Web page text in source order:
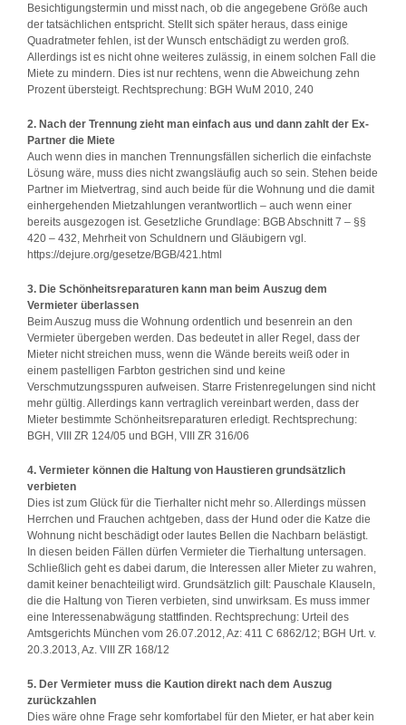
Besichtigungstermin und misst nach, ob die angegebene Größe auch
der tatsächlichen entspricht. Stellt sich später heraus, dass einige
Quadratmeter fehlen, ist der Wunsch entschädigt zu werden groß.
Allerdings ist es nicht ohne weiteres zulässig, in einem solchen Fall die
Miete zu mindern. Dies ist nur rechtens, wenn die Abweichung zehn
Prozent übersteigt. Rechtsprechung: BGH WuM 2010, 240
2. Nach der Trennung zieht man einfach aus und dann zahlt der Ex-
Partner die Miete
Auch wenn dies in manchen Trennungsfällen sicherlich die einfachste
Lösung wäre, muss dies nicht zwangsläufig auch so sein. Stehen beide
Partner im Mietvertrag, sind auch beide für die Wohnung und die damit
einhergehenden Mietzahlungen verantwortlich – auch wenn einer
bereits ausgezogen ist. Gesetzliche Grundlage: BGB Abschnitt 7 – §§
420 – 432, Mehrheit von Schuldnern und Gläubigern vgl.
https://dejure.org/gesetze/BGB/421.html
3. Die Schönheitsreparaturen kann man beim Auszug dem
Vermieter überlassen
Beim Auszug muss die Wohnung ordentlich und besenrein an den
Vermieter übergeben werden. Das bedeutet in aller Regel, dass der
Mieter nicht streichen muss, wenn die Wände bereits weiß oder in
einem pastelligen Farbton gestrichen sind und keine
Verschmutzungsspuren aufweisen. Starre Fristenregelungen sind nicht
mehr gültig. Allerdings kann vertraglich vereinbart werden, dass der
Mieter bestimmte Schönheitsreparaturen erledigt. Rechtsprechung:
BGH, VIII ZR 124/05 und BGH, VIII ZR 316/06
4. Vermieter können die Haltung von Haustieren grundsätzlich
verbieten
Dies ist zum Glück für die Tierhalter nicht mehr so. Allerdings müssen
Herrchen und Frauchen achtgeben, dass der Hund oder die Katze die
Wohnung nicht beschädigt oder lautes Bellen die Nachbarn belästigt.
In diesen beiden Fällen dürfen Vermieter die Tierhaltung untersagen.
Schließlich geht es dabei darum, die Interessen aller Mieter zu wahren,
damit keiner benachteiligt wird. Grundsätzlich gilt: Pauschale Klauseln,
die die Haltung von Tieren verbieten, sind unwirksam. Es muss immer
eine Interessenabwägung stattfinden. Rechtsprechung: Urteil des
Amtsgerichts München vom 26.07.2012, Az: 411 C 6862/12; BGH Urt. v.
20.3.2013, Az. VIII ZR 168/12
5. Der Vermieter muss die Kaution direkt nach dem Auszug
zurückzahlen
Dies wäre ohne Frage sehr komfortabel für den Mieter, er hat aber kein